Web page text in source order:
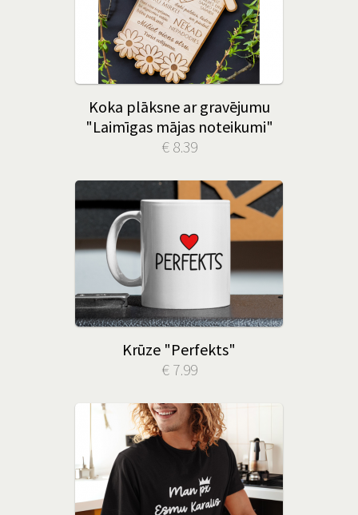
Koka plāksne ar gravējumu
"Laimīgas mājas noteikumi"
€ 8.39
Krūze "Perfekts"
€ 7.99